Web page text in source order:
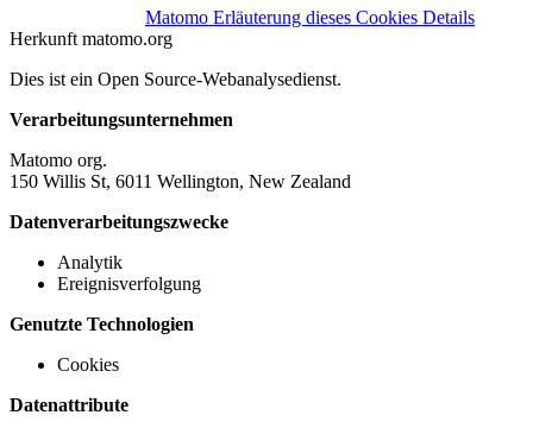
Matomo Erläuterung dieses Cookies Details
Herkunft matomo.org
Dies ist ein Open Source-Webanalysedienst.
Verarbeitungsunternehmen
Matomo org.
150 Willis St, 6011 Wellington, New Zealand
Datenverarbeitungszwecke
Analytik
Ereignisverfolgung
Genutzte Technologien
Cookies
Datenattribute